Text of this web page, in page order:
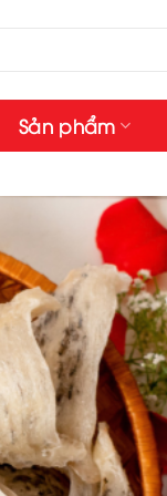
Sản phẩm